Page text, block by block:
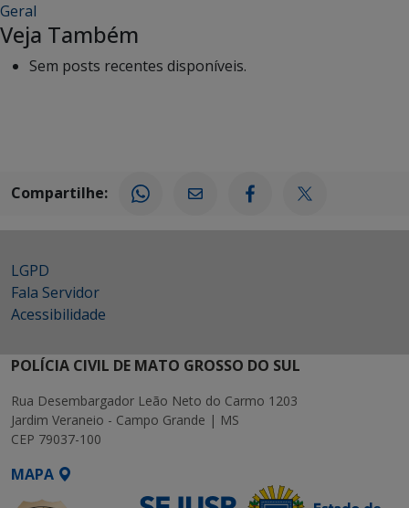
Geral
Veja Também
Sem posts recentes disponíveis.
Compartilhe:
LGPD
Fala Servidor
Acessibilidade
POLÍCIA CIVIL DE MATO GROSSO DO SUL
Rua Desembargador Leão Neto do Carmo 1203
Jardim Veraneio - Campo Grande | MS
CEP 79037-100
MAPA